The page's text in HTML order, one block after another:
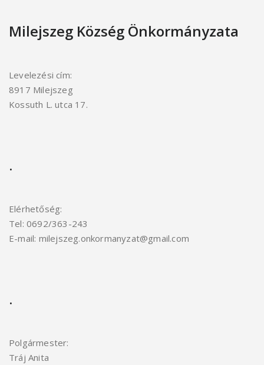
Milejszeg Község Önkormányzata
Levelezési cím:
8917 Milejszeg
Kossuth L. utca 17.
.
Elérhetőség:
Tel: 0692/363-243
E-mail: milejszeg.onkormanyzat@gmail.com
.
Polgármester:
Tráj Anita